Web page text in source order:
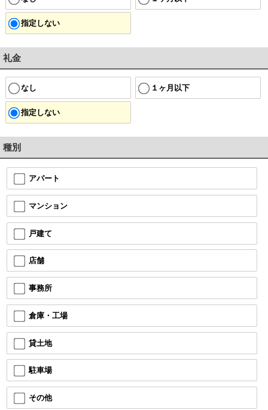
指定しない
礼金
なし １ヶ月以下
指定しない
種別
アパート
マンション
戸建て
店舗
事務所
倉庫・工場
貸土地
駐車場
その他